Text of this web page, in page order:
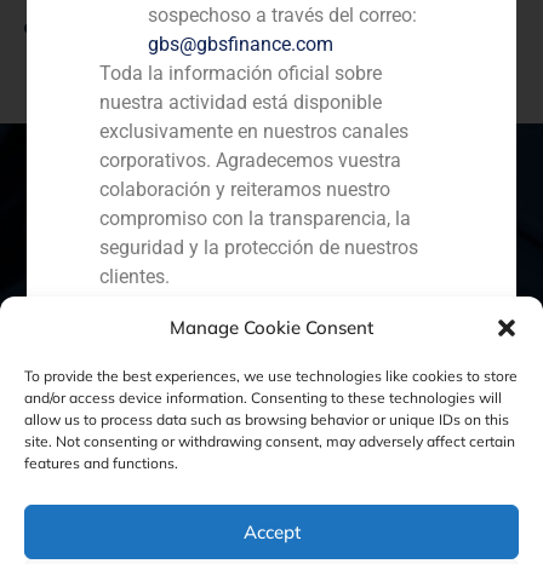
Manage Cookie Consent
To provide the best experiences, we use technologies like cookies to store
and/or access device information. Consenting to these technologies will
allow us to process data such as browsing behavior or unique IDs on this
site. Not consenting or withdrawing consent, may adversely affect certain
features and functions.
Accept
España Portugal Colombia
Política de Cookies Política de Privacidad
Aviso Legal
sospechoso a través del correo:
gbs@gbsfinance.com
Toda la información oficial sobre
nuestra actividad está disponible
exclusivamente en nuestros canales
corporativos. Agradecemos vuestra
colaboración y reiteramos nuestro
compromiso con la transparencia, la
seguridad y la protección de nuestros
clientes.
Capital Markets AV SA